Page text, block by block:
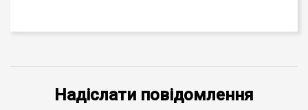
Надіслати повідомлення